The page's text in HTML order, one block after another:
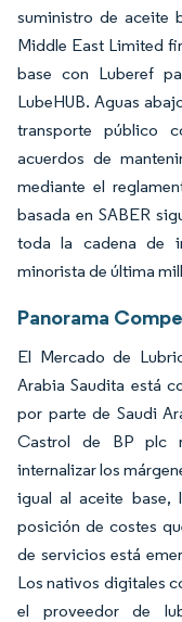
suministro de aceite
Middle East Limited
base con Luberef
LubeHUB. Aguas
transporte público
acuerdos de
mediante el
basada en SABER
toda la cadena de
minorista de última
Panorama
El Mercado de
Arabia Saudita está
por parte de Saudi
Castrol de BP plc
internalizar los
igual al aceite base,
posición de costes
de servicios está
Los nativos digitales
el proveedor de